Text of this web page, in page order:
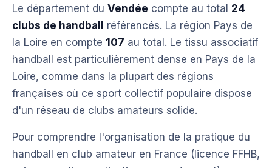
Le département du Vendée compte au total 24
clubs de handball
référencés. La région Pays de
la Loire en compte 107 au total. Le tissu associatif
handball est particulièrement dense en Pays de la
Loire, comme dans la plupart des régions
françaises où ce sport collectif populaire dispose
d'un réseau de clubs amateurs solide.
Pour comprendre l'organisation de la pratique du
handball en club amateur en France (licence FFHB,